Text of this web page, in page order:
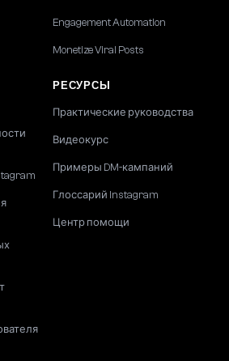
Engagement Automation
Monetize Viral Posts
РЕСУРСЫ
Практические руководства
Видеокурс
Примеры DM-кампаний
Глоссарий Instagram
Центр помощи